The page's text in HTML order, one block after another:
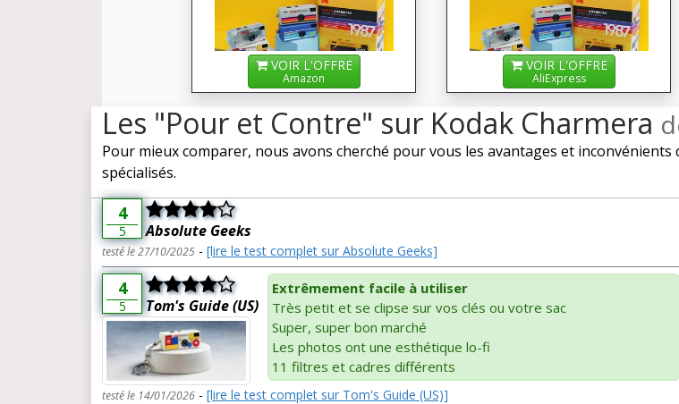
VOIR L'OFFRE
Amazon
VOIR L'OFFRE
AliExpress
Les "Pour et Contre" sur Kodak Charmera
Pour mieux comparer, nous avons cherché pour vous les avantages et
spécialisés.
4
5 Absolute Geeks
testé le 27/10/2025 - [lire le test complet sur Absolute Geeks]
4
5 Tom's Guide (US)
Extrêmement facile à utiliser
Très petit et se clipse sur vos clés ou votre sac
Super, super bon marché
Les photos ont une esthétique lo-fi
11 filtres et cadres différents
testé le 14/01/2026 - [lire le test complet sur Tom's Guide (US)]